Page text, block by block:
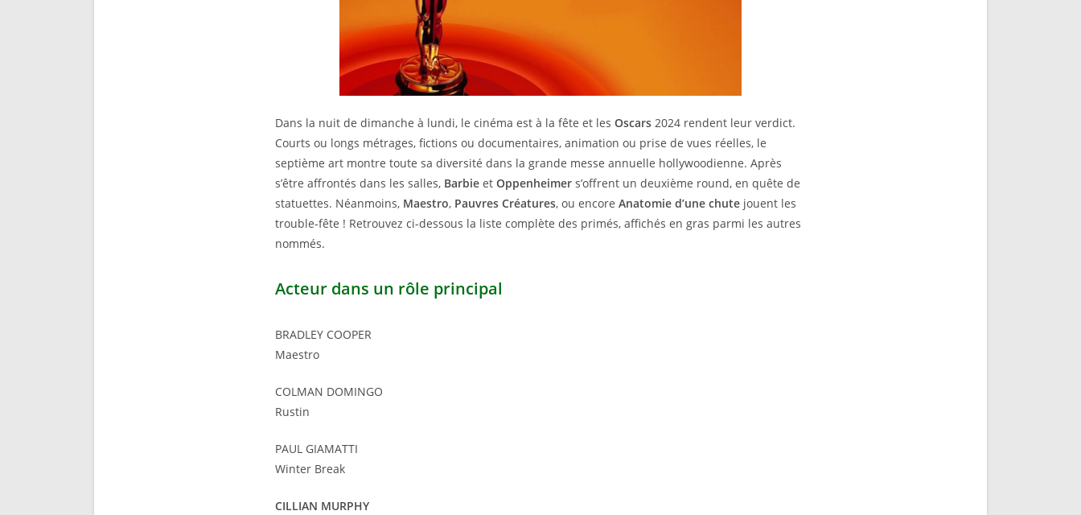
Dans la nuit de dimanche à lundi, le cinéma est à la fête et les Oscars 2024 rendent leur verdict.
Courts ou longs métrages, fictions ou documentaires, animation ou prise de vues réelles, le
septième art montre toute sa diversité dans la grande messe annuelle hollywoodienne. Après
s’être affrontés dans les salles, Barbie et Oppenheimer s’offrent un deuxième round, en quête de
statuettes. Néanmoins, Maestro, Pauvres Créatures, ou encore Anatomie d’une chute jouent les
trouble-fête ! Retrouvez ci-dessous la liste complète des primés, affichés en gras parmi les autres
nommés.
Acteur dans un rôle principal
BRADLEY COOPER
Maestro
COLMAN DOMINGO
Rustin
PAUL GIAMATTI
Winter Break
CILLIAN MURPHY